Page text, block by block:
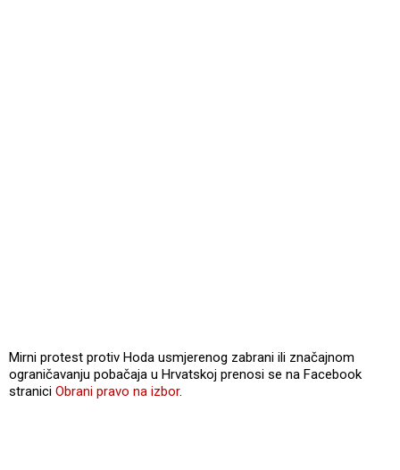
Mirni protest protiv Hoda usmjerenog zabrani ili značajnom
ograničavanju pobačaja u Hrvatskoj prenosi se na Facebook
stranici Obrani pravo na izbor.